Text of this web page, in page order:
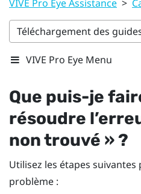
VIVE Pro Eye Assistance >
Téléchargement des
VIVE Pro Eye Menu
Que puis-je
résoudre
non trouvé » ?
Utilisez les étapes
problème :